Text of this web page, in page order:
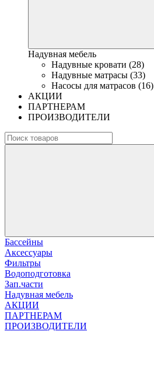
Надувная мебель
Надувные кровати (28)
Надувные матрасы (33)
Насосы для матрасов (16)
АКЦИИ
ПАРТНЕРАМ
ПРОИЗВОДИТЕЛИ
Бассейны
Аксессуары
Фильтры
Водоподготовка
Зап.части
Надувная мебель
АКЦИИ
ПАРТНЕРАМ
ПРОИЗВОДИТЕЛИ